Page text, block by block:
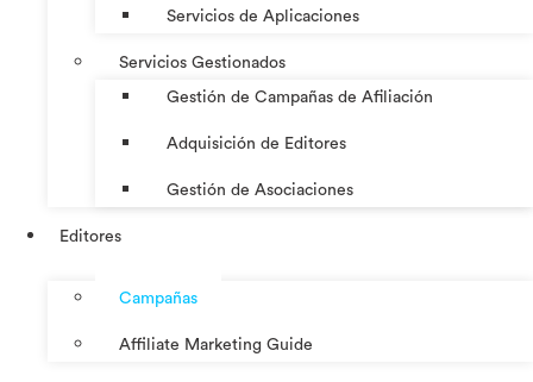
Servicios de Aplicaciones
Servicios Gestionados
Gestión de Campañas de Afiliación
Adquisición de Editores
Gestión de Asociaciones
Editores
Campañas
Affiliate Marketing Guide